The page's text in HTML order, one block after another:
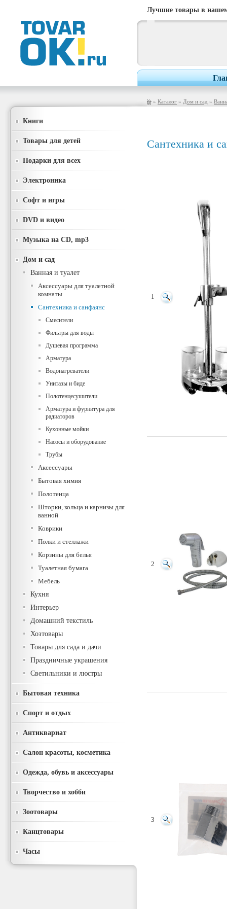
Лучшие товары в
» Каталог » Дом и сад »
Книги
Товары для детей
Подарки для всех
Электроника
Софт и игры
DVD и видео
Музыка на CD, mp3
Дом и сад
Ванная и туалет
Аксессуары для туалетной
комнаты
Сантехника и санфаянс
Смесители
Фильтры для воды
Душевая программа
Арматура
Водонагреватели
Унитазы и биде
Полотенцесушители
Арматура и фурнитура для
радиаторов
Кухонные мойки
Насосы и оборудование
Трубы
Аксессуары
Бытовая химия
Полотенца
Шторки, кольца и карнизы для
ванной
Коврики
Полки и стеллажи
Корзины для белья
Туалетная бумага
Мебель
Кухня
Интерьер
Домашний текстиль
Хозтовары
Товары для сада и дачи
Праздничные украшения
Светильники и люстры
Бытовая техника
Спорт и отдых
Антиквариат
Салон красоты, косметика
Одежда, обувь и аксессуары
Творчество и хобби
Зоотовары
Канцтовары
Часы
Сантехника и
1
2
3